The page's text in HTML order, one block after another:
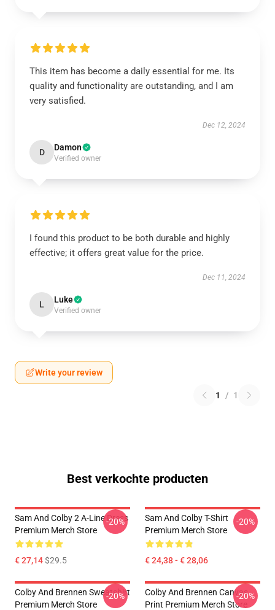
This item has become a daily essential for me. Its
quality and functionality are outstanding, and I am
very satisfied.
Dec 12, 2024
D Damon
Verified owner
I found this product to be both durable and highly
effective; it offers great value for the price.
Dec 11, 2024
L Luke
Verified owner
Write your review
1 / 1
Best verkochte producten
Sam And Colby 2 A-Line Dress
Premium Merch Store
€ 27,14$29.5
-20%
Sam And Colby T-Shirt
Premium Merch Store
€ 24,38 - € 28,06
-20%
Colby And Brennen Sweatshirt
Premium Merch Store
-20%
Colby And Brennen Canvas
Print Premium Merch Store
-20%